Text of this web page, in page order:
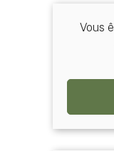
Vous